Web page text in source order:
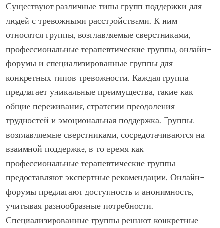
Существуют различные типы групп поддержки для
людей с тревожными расстройствами. К ним
относятся группы, возглавляемые сверстниками,
профессиональные терапевтические группы, онлайн-
форумы и специализированные группы для
конкретных типов тревожности. Каждая группа
предлагает уникальные преимущества, такие как
общие переживания, стратегии преодоления
трудностей и эмоциональная поддержка. Группы,
возглавляемые сверстниками, сосредотачиваются на
взаимной поддержке, в то время как
профессиональные терапевтические группы
предоставляют экспертные рекомендации. Онлайн-
форумы предлагают доступность и анонимность,
учитывая разнообразные потребности.
Специализированные группы решают конкретные